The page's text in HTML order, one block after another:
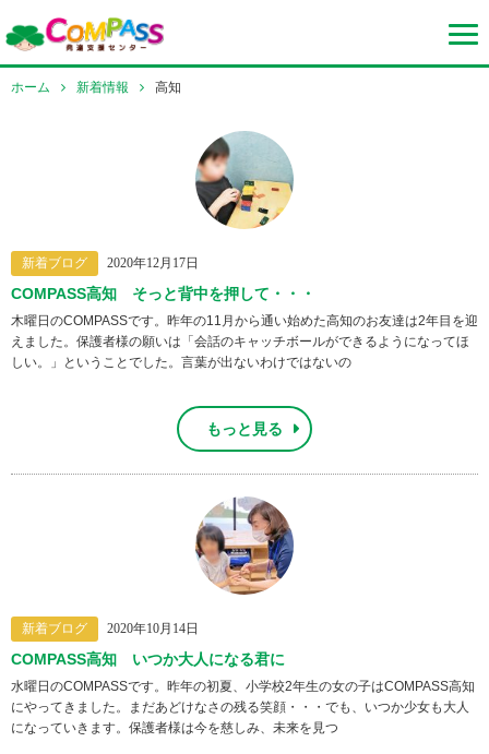
ホーム 新着情報 高知
新着ブログ 2020年12月17日
COMPASS高知 そっと背中を押して・・・
木曜日のCOMPASSです。昨年の11月から通い始めた高知のお友達は2年目を迎
えました。保護者様の願いは「会話のキャッチボールができるようになってほ
しい。」ということでした。言葉が出ないわけではないの
もっと見る
新着ブログ 2020年10月14日
COMPASS高知 いつか大人になる君に
水曜日のCOMPASSです。昨年の初夏、小学校2年生の女の子はCOMPASS高知
にやってきました。まだあどけなさの残る笑顔・・・でも、いつか少女も大人
になっていきます。保護者様は今を慈しみ、未来を見つ